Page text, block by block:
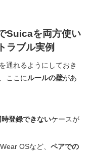
Suicaを両方使い
ラブル実例
通れるようにしておき
ここにルールの壁があ
時登録できないケースが
OSなど、 ペアでの